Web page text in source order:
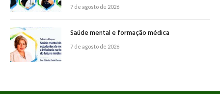
7 de agosto de 2026
Saúde mental e formação médica
7 de agosto de 2026